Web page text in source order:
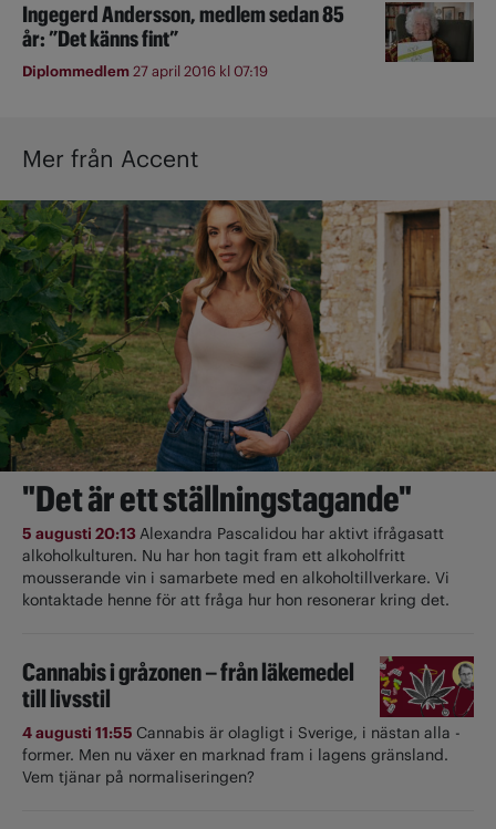
Ingegerd Andersson, medlem sedan 85
år: ”Det känns fint”
Diplommedlem27 april 2016 kl 07:19
Mer från Accent
"Det är ett ställningstagande"
5 augusti 20:13Alexandra Pascalidou har aktivt ifrågasatt
alkoholkulturen. Nu har hon tagit fram ett alkoholfritt
mousserande vin i samarbete med en alkoholtillverkare. Vi
kontaktade henne för att fråga hur hon resonerar kring det.
Cannabis i gråzonen – från läkemedel
till livsstil
4 augusti 11:55 Cannabis är olagligt i ­Sverige, i nästan alla ­
former. Men nu växer en marknad fram i lagens gränsland.
Vem tjänar på normaliseringen?